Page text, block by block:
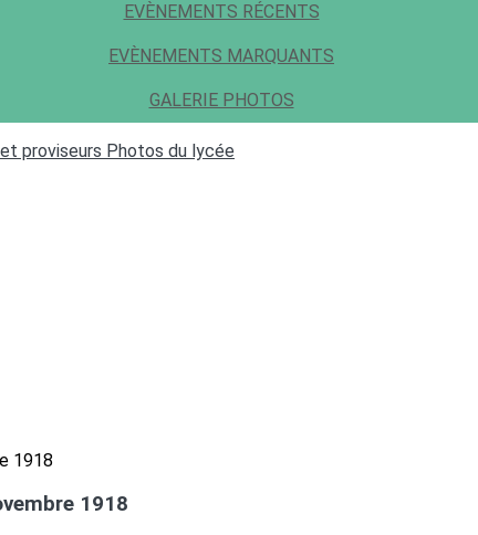
EVÈNEMENTS RÉCENTS
EVÈNEMENTS MARQUANTS
GALERIE PHOTOS
proviseurs Photos du lycée
1918